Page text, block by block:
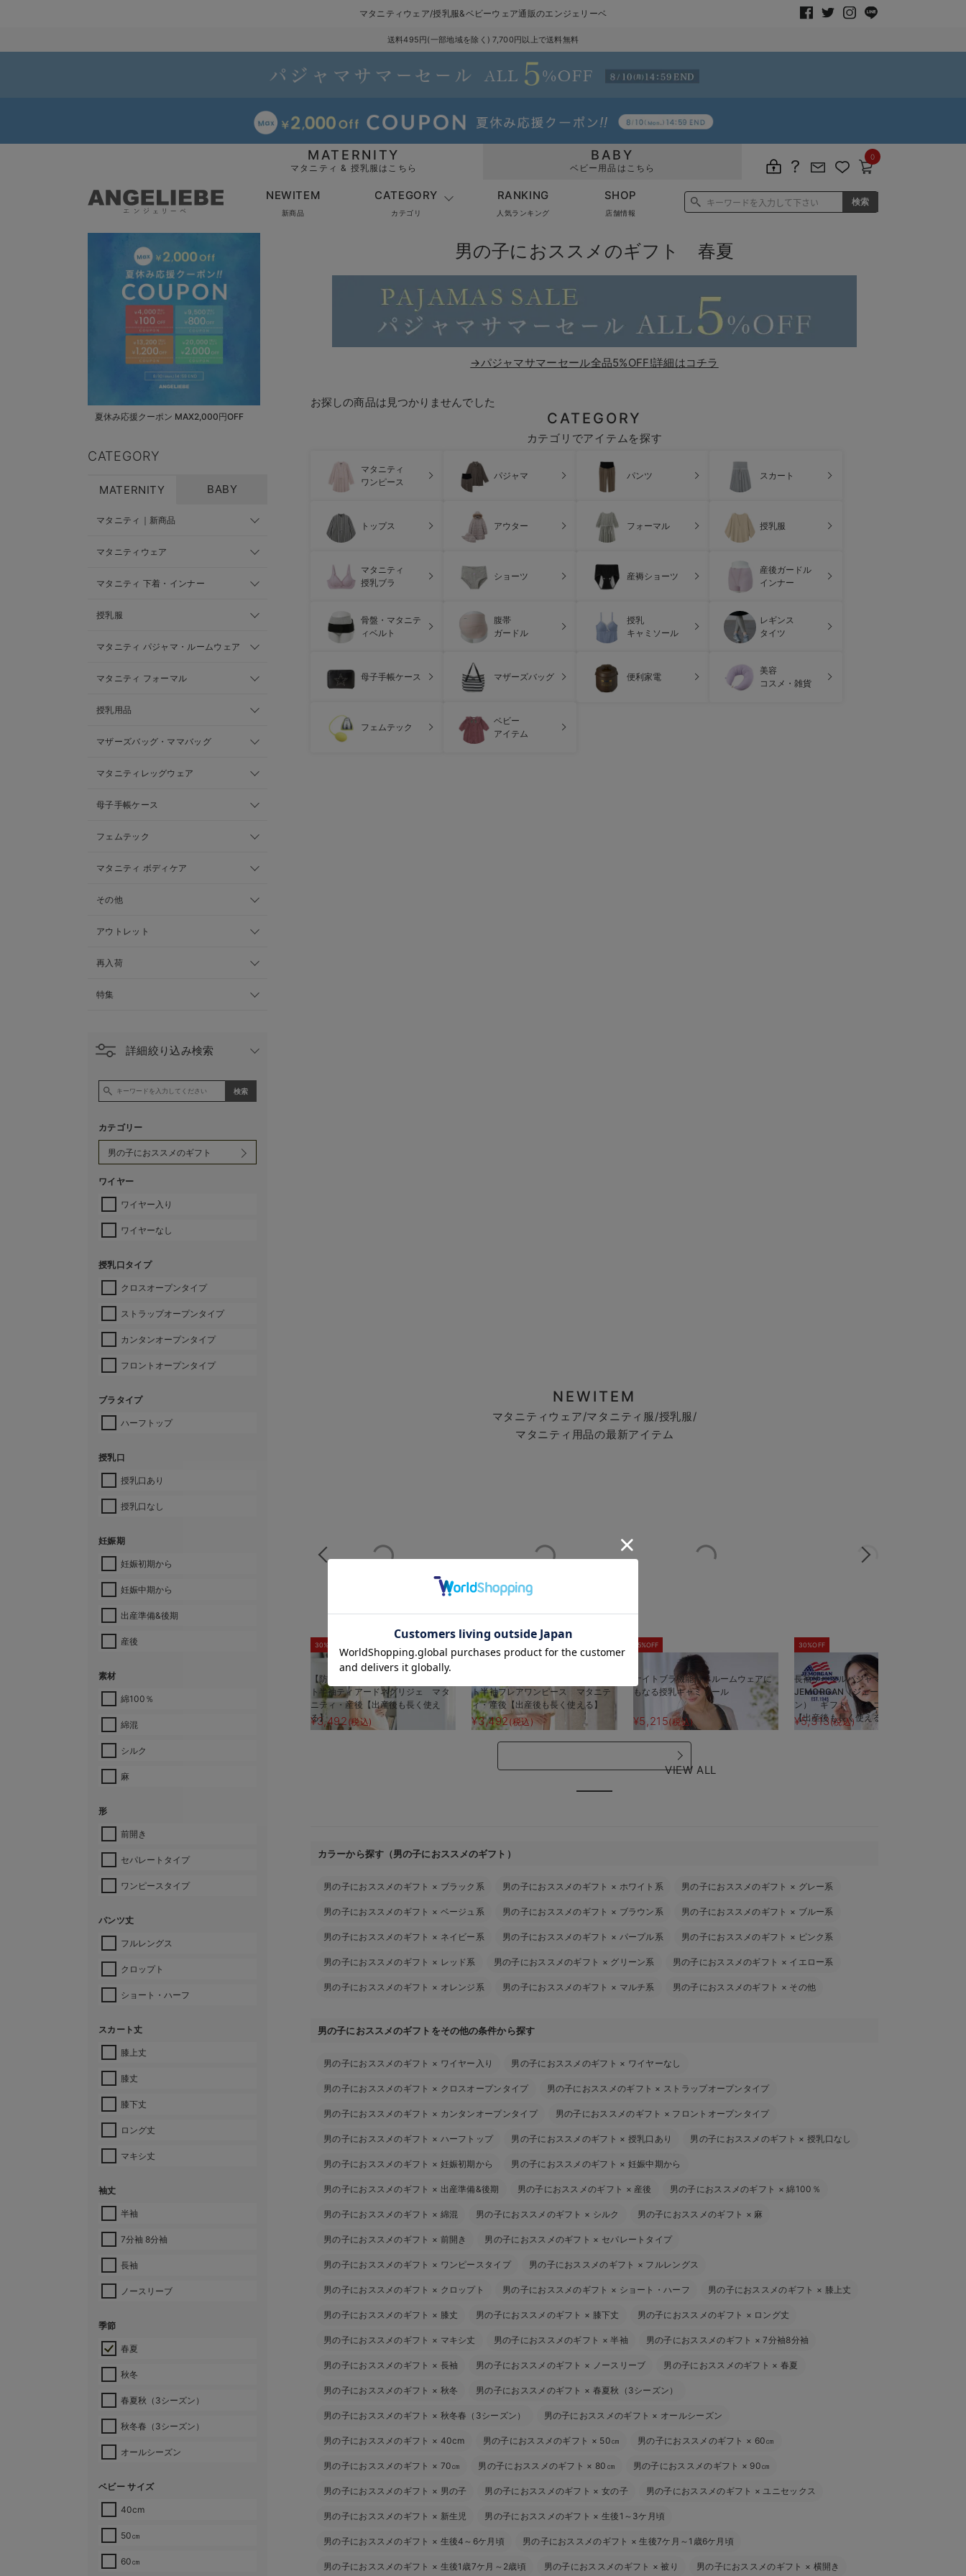
マタニティウェア/授乳服&ベビーウェア通販のエンジェリーベ
送料495円(一部地域を除く) 7,700円以上で送料無料
MATERNITY
マタニティ & 授乳服はこちら
BABY
ベビー用品はこちら
0
NEWITEM
新商品
CATEGORY
カテゴリ
RANKING
人気ランキング
SHOP
店舗情報
夏休み応援クーポン MAX2,000円OFF
CATEGORY
MATERNITY BABY
マタニティ｜新商品
マタニティウェア
マタニティ 下着・インナー
授乳服
マタニティ パジャマ・ルームウェア
マタニティ フォーマル
授乳用品
マザーズバッグ・ママバッグ
マタニティレッグウェア
母子手帳ケース
フェムテック
マタニティ ボディケア
その他
アウトレット
再入荷
特集
詳細絞り込み検索
カテゴリー
ワイヤー
ワイヤー入り
ワイヤーなし
授乳口タイプ
クロスオープンタイプ
ストラップオープンタイプ
カンタンオープンタイプ
フロントオープンタイプ
ブラタイプ
ハーフトップ
授乳口
授乳口あり
授乳口なし
妊娠期
妊娠初期から
妊娠中期から
出産準備&後期
産後
素材
綿100％
綿混
シルク
麻
形
前開き
セパレートタイプ
ワンピースタイプ
パンツ丈
フルレングス
クロップト
ショート・ハーフ
スカート丈
膝上丈
膝丈
膝下丈
ロング丈
マキシ丈
袖丈
半袖
7分袖 8分袖
長袖
ノースリーブ
季節
春夏
秋冬
春夏秋（3シーズン）
秋冬春（3シーズン）
オールシーズン
ベビー サイズ
40cm
50㎝
60㎝
男の子におススメのギフト 春夏
→パジャマサマーセール全品5%OFF!詳細はコチラ
お探しの商品は見つかりませんでした
CATEGORY
カテゴリでアイテムを探す
マタニティ
ワンピース
パジャマ パンツ スカート
トップス アウター フォーマル 授乳服
マタニティ
授乳ブラ
ショーツ 産褥ショーツ
産後ガードル
インナー
骨盤・マタニテ
ィベルト
腹帯
ガードル
授乳
キャミソール
レギンス
タイツ
母子手帳ケース マザーズバッグ 便利家電
美容
コスメ・雑貨
フェムテック
ベビー
アイテム
NEWITEM
マタニティウェア/マタニティ服/授乳服/
マタニティ用品の最新アイテム
30%OFF
【防汚加工】綿混やわらかスウェッ
ト半袖ティアードネグリジェ マタ
ニティ・産後【出産後も長く使え
る】
¥3,492 (税込)
ト半袖フレアワンピース マタニテ
ィ・産後【出産後も長く使える】
¥3,492(税込)
5%OFF
ナイトブラ機能付 ルームウェアに
もなる授乳キャミソール
¥5,215(税込)
30%OFF
長袖サーマルパジャマ3点セット
JEMORGAN（ジェーイーモーガ
ン） ギフト マタニティ・産後
【出産後も長く使える】
¥5,313 (税込)
VIEW ALL
カラーから探す（男の子におススメのギフト）
男の子におススメのギフト × ブラック系 男の子におススメのギフト × ホワイト系 男の子におススメのギフト × グレー系
男の子におススメのギフト × ベージュ系 男の子におススメのギフト × ブラウン系 男の子におススメのギフト × ブルー系
男の子におススメのギフト × ネイビー系 男の子におススメのギフト × パープル系 男の子におススメのギフト × ピンク系
男の子におススメのギフト × レッド系 男の子におススメのギフト × グリーン系 男の子におススメのギフト × イエロー系
男の子におススメのギフト × オレンジ系 男の子におススメのギフト × マルチ系 男の子におススメのギフト × その他
男の子におススメのギフトをその他の条件から探す
男の子におススメのギフト × ワイヤー入り 男の子におススメのギフト × ワイヤーなし
男の子におススメのギフト × クロスオープンタイプ 男の子におススメのギフト × ストラップオープンタイプ
男の子におススメのギフト × カンタンオープンタイプ 男の子におススメのギフト × フロントオープンタイプ
男の子におススメのギフト × ハーフトップ 男の子におススメのギフト × 授乳口あり 男の子におススメのギフト × 授乳口なし
男の子におススメのギフト × 妊娠初期から 男の子におススメのギフト × 妊娠中期から
男の子におススメのギフト × 出産準備&後期 男の子におススメのギフト × 産後 男の子におススメのギフト ×綿100％
男の子におススメのギフト × 綿混 男の子におススメのギフト × シルク 男の子におススメのギフト × 麻
男の子におススメのギフト × 前開き 男の子におススメのギフト × セパレートタイプ
男の子におススメのギフト × ワンピースタイプ 男の子におススメのギフト × フルレングス
男の子におススメのギフト × クロップト 男の子におススメのギフト × ショート・ハーフ 男の子におススメのギフト × 膝上丈
男の子におススメのギフト × 膝丈 男の子におススメのギフト × 膝下丈 男の子におススメのギフト × ロング丈
男の子におススメのギフト × マキシ丈 男の子におススメのギフト ×半袖 男の子におススメのギフト ×7分袖8分袖
男の子におススメのギフト × 長袖 男の子におススメのギフト × ノースリーブ 男の子におススメのギフト ×春夏
男の子におススメのギフト × 秋冬 男の子におススメのギフト × 春夏秋（3シーズン）
男の子におススメのギフト × 秋冬春（3シーズン） 男の子におススメのギフト × オールシーズン
男の子におススメのギフト × 40cm 男の子におススメのギフト × 50㎝ 男の子におススメのギフト × 60㎝
男の子におススメのギフト × 70㎝ 男の子におススメのギフト × 80㎝ 男の子におススメのギフト × 90㎝
男の子におススメのギフト × 男の子 男の子におススメのギフト × 女の子 男の子におススメのギフト ×ユニセックス
男の子におススメのギフト × 新生児 男の子におススメのギフト × 生後1～3ケ月頃
男の子におススメのギフト × 生後4～6ケ月頃 男の子におススメのギフト ×生後7ケ月～1歳6ケ月頃
男の子におススメのギフト × 生後1歳7ケ月～2歳頃 男の子におススメのギフト ×被り 男の子におススメのギフト × 横開き
お気に入り商品を確認する